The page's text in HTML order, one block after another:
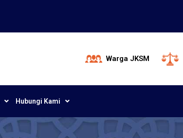
Warga JKSM
Hubungi Kami